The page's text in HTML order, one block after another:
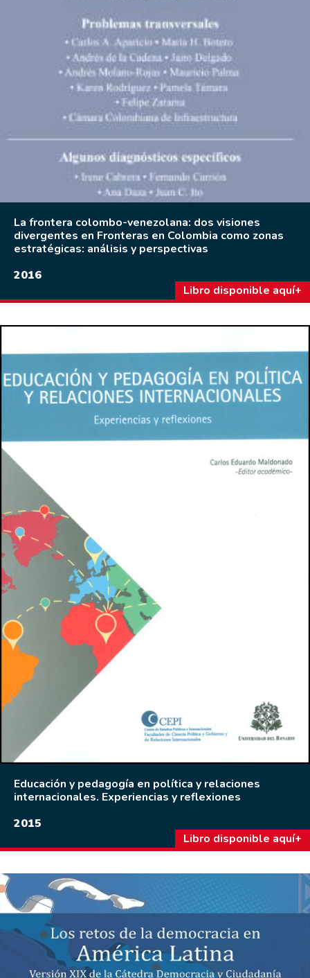
La frontera colombo-venezolana: dos visiones
divergentes en Fronteras en Colombia como zonas
estratégicas: análisis y perspectivas
2016
Libro disponible aquí
Educación y pedagogía en política y relaciones
internacionales. Experiencias y reflexiones
2015
Libro disponible aquí